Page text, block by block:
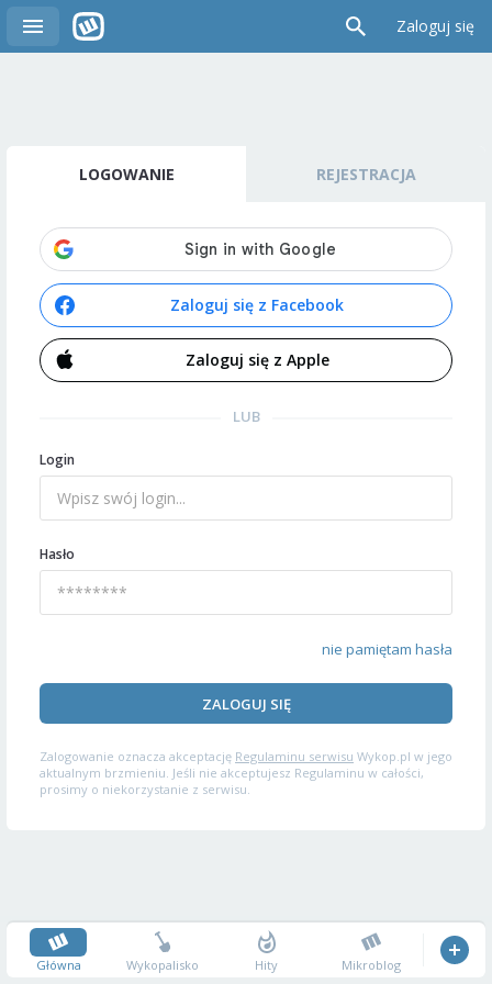
Zaloguj się
LOGOWANIE REJESTRACJA
Zaloguj się z Facebook
Zaloguj się z Apple
LUB
Login
Hasło
nie pamiętam hasła
ZALOGUJ SIĘ
Zalogowanie oznacza akceptację Regulaminu serwisu Wykop.pl w jego
aktualnym brzmieniu. Jeśli nie akceptujesz Regulaminu w całości,
prosimy o niekorzystanie z serwisu.
Główna Wykopalisko Hity Mikroblog